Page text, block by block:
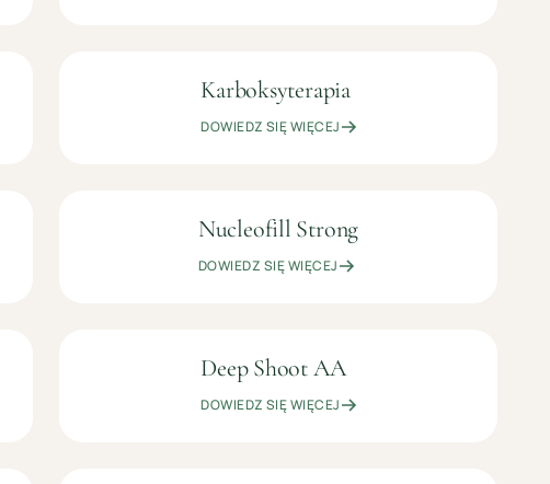
OD
ZŁ
KOSMETOLOGIA
ESTETYCZNA
Karboksyterapia
DOWIEDZ SIĘ WIĘCEJ
899
KOSMETOLOGIA
ESTETYCZNA
Nucleofill Strong
DOWIEDZ SIĘ WIĘCEJ
399
ZŁ
KOSMETOLOGIA
Deep Shoot AA
DOWIEDZ SIĘ WIĘCEJ